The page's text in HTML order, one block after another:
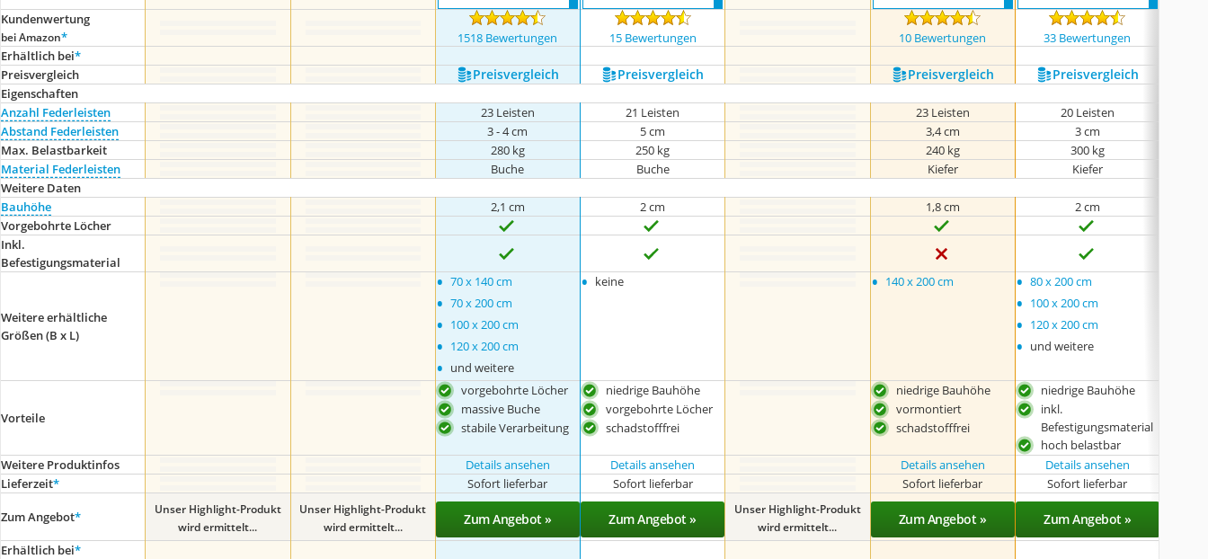
Kundenwertung
bei Amazon* 1518 Bewertungen 15 Bewertungen 10 Bewertungen 33 Bewertungen
Erhältlich bei*
Preis­vergleich
Preis­vergleich Preis­vergleich Preis­vergleich Preis­vergleich
Eigenschaften
Anzahl Federleisten
23 Leisten 21 Leisten 23 Leisten 20 Leisten
Abstand Federleisten
3 - 4 cm 5 cm 3,4 cm
3 cm
Max. Belastbarkeit
280 kg 250 kg 240 kg
300 kg
Material Federleisten
Buche Buche Kiefer
Kiefer
Weitere Daten
Bauhöhe
2,1 cm 2 cm 1,8 cm
2 cm
Vorgebohrte Löcher
Inkl.
Befestigungsmaterial
Weitere erhältliche
Größen (B x L)
• 70 x 140 cm
• 70 x 200 cm
• 100 x 200 cm
• 120 x 200 cm
• und weitere
• keine • 140 x 200 cm • 80 x 200 cm
• 100 x 200 cm
• 120 x 200 cm
• und weitere
Vorteile
vorgebohrte Löcher
massive Buche
stabile Verarbeitung
niedrige Bauhöhe
vorgebohrte Löcher
schadstofffrei
niedrige Bauhöhe
vormontiert
schadstofffrei
niedrige Bauhöhe
inkl.
Befestigungsmaterial
hoch belastbar
Weitere Produktinfos Details ansehen Details ansehen Details ansehen
Details ansehen
Lieferzeit* Sofort lieferbar Sofort lieferbar Sofort lieferbar Sofort lieferbar
Zum Angebot*
Unser Highlight-Produkt
wird ermittelt...
Unser Highlight-Produkt
wird ermittelt...
Zum Angebot » Zum Angebot »
Unser Highlight-Produkt
wird ermittelt...
Zum Angebot » Zum Angebot »
Erhältlich bei*